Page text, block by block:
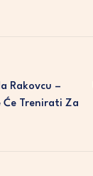
Rakovcu –
Će Trenirati Za